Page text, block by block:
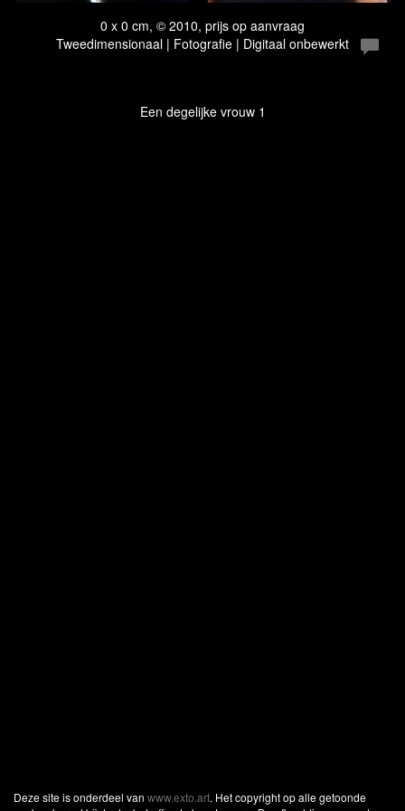
0 x 0 cm, © 2010, prijs op aanvraag
Tweedimensionaal | Fotografie | Digitaal onbewerkt
Een degelijke vrouw 1
Deze site is onderdeel van www.exto.art. Het copyright op alle getoonde